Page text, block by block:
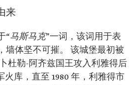
来
“马斯马克”一词，该词用于表
墙体坚不可摧。 该城堡最初被
杜勒-阿齐兹国王攻入利雅得后
火库，直至 1980 年，利雅得市